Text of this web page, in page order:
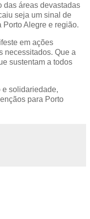
das áreas devastadas
seja um sinal de
Porto Alegre e região.
em ações
necessitados. Que a
sustentam a todos
e solidariedade,
para Porto